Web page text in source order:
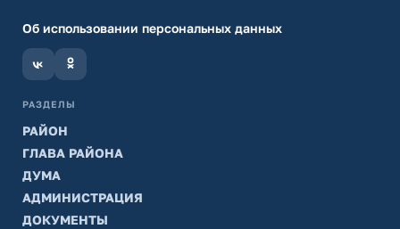
Об использовании персональных данных
РАЗДЕЛЫ
РАЙОН
ГЛАВА РАЙОНА
ДУМА
АДМИНИСТРАЦИЯ
ДОКУМЕНТЫ